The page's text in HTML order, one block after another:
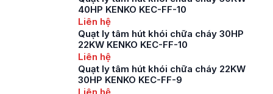
40HP KENKO KEC-FF-10
Liên hệ
Quạt ly tâm hút khói chữa cháy 30HP
22KW KENKO KEC-FF-10
Liên hệ
Quạt ly tâm hút khói chữa cháy 22KW
30HP KENKO KEC-FF-9